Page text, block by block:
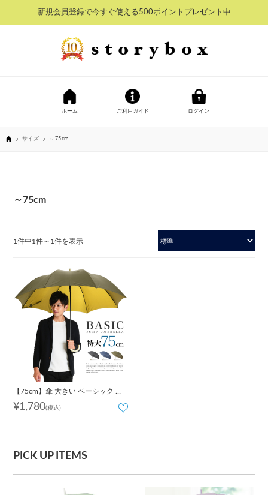
新規会員登録で今すぐ使える500ポイントプレゼント中
ホーム ご利用ガイド ログイン
サイズ ～75cm
～75cm
1件中1件～1件を表示
【75cm】傘 大きい ベーシック ジ
ャンプ式｜メンズ
¥1,780(税込)
PICK UP ITEMS